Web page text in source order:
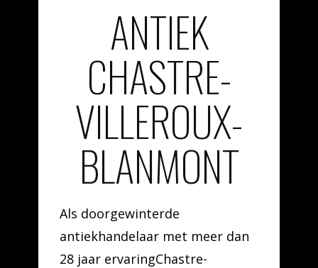
ANTIEK
CHASTRE-
VILLEROUX-
BLANMONT
Als doorgewinterde
antiekhandelaar met meer dan
28 jaar ervaringChastre-